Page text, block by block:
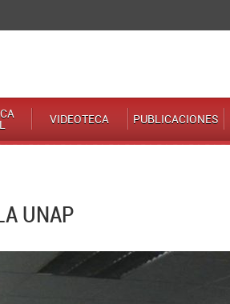
VIDEOTECA PUBLICACIONES
UNAP